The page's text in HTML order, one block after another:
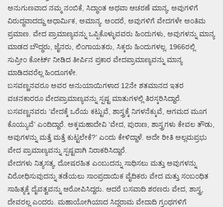
ಅನುಗುಣವಾದ ನಮ್ಮ ನಂಬಿಕೆ, ಸಿದ್ಧಾಂತ ಅಥವಾ ಆಚರಣೆ ಮಾನ್ಯ, ಅವುಗಳಿಗೆ
ವಿರುದ್ಧವಾದದ್ದು ಅಧಾರ್ಮಿಕ, ಅಮಾನ್ಯ. ಅಂದರೆ, ಅವುಗಳಿಗೆ ವೇದಗಳೇ ಅಂತಿಮ
ಪ್ರಮಾಣ. ವೇದ ಪ್ರಾಮಾಣ್ಯವನ್ನು ಒಪ್ಪಿಕೊಳ್ಳುವವರು ಹಿಂದುಗಳು, ಅವುಗಳನ್ನು ಮಾನ್ಯ
ಮಾಡದ ಬೌದ್ಧರು, ಜೈನರು, ಲಿಂಗಾಯತರು, ಸಿಕ್ಕರು ಹಿಂದುಗಳಲ್ಲ. 1966ರಲ್ಲಿ
ಸುಪ್ರೀಂ ಕೋರ್ಟ್ ನೀಡಿದ ತೀರ್ಪಿನ ಪ್ರಕಾರ ವೇದಪ್ರಾಮಾಣ್ಯವನ್ನು ಮಾನ್ಯ
ಮಾಡಿದವರೆಲ್ಲ ಹಿಂದೂಗಳೇ.
ಬಸವಣ್ಣನವರೂ ಅವರ ಅನುಯಾಯಿಗಳಾದ 12ನೇ ಶತಮಾನದ ಇತರ
ವಚನಕಾರರೂ ವೇದಪ್ರಾಮಾಣ್ಯವನ್ನು ಸ್ಪಷ್ಟ ಮಾತುಗಳಲ್ಲಿ ತಿರಸ್ಕರಿಸಿದ್ದಾರೆ.
ಬಸವಣ್ಣನವರು ‘ವೇದಕ್ಕೆ ಒರೆಯ ಕಟ್ಟುವೆ, ಶಾಸ್ತ್ರಕ್ಕೆ ನಿಗಳನೆಕ್ಕುವೆ, ಆಗಮದ ಮೂಗ
ಕೊಯ್ಯುವೆ’ ಎಂದಿದ್ದಾರೆ. ಅಕ್ಕಮಹಾದೇವಿ ‘ವೇದ, ಪುರಾಣ, ಶಾಸ್ತ್ರಗಳು ಕೇವಲ ತೌಡು,
ಅವುಗಳನ್ನು ಮತ್ತೆ ಮತ್ತೆ ಕುಟ್ಟಲೇಕೆ?’ ಎಂದು ಕೇಳಿದ್ದಾಳೆ. ಅದೇ ರೀತಿ ಅಲ್ಲಮಪ್ರಭು
ವೇದ ಪ್ರಾಮಾಣ್ಯವನ್ನು ಸ್ಪಷ್ಟವಾಗಿ ನಿರಾಕರಿಸಿದ್ದಾರೆ.
ವೇದಗಳು ನಿತ್ಯಸತ್ಯ, ದೋಷರಹಿತ ಎಂಬುದನ್ನು ಸಾಧಿಸಲು ಮತ್ತು ಅವುಗಳನ್ನು
ವಿರೋಧಿಸುವುದನ್ನು ತಡೆಯಲು ಸಾಂಪ್ರದಾಯಿಕ ವೈದಿಕರು ವೇದ ಮತ್ತು ಸಂಬಂಧಿತ
ಸಾಹಿತ್ಯಕ್ಕೆ ದೈವತ್ವವನ್ನು ಆರೋಪಿಸಿದ್ದರು. ಆದರೆ ಬಸವಾದಿ ಶರಣರು ವೇದ, ಶಾಸ್ತ್ರ,
ದೇವರಲ್ಲ ಎಂದರು. ಮಹಾಯೋಗಿಯಾದ ಸಿದ್ಧರಾಮ ವೇದಾದಿ ಗ್ರಂಥಗಳಿಗೆ